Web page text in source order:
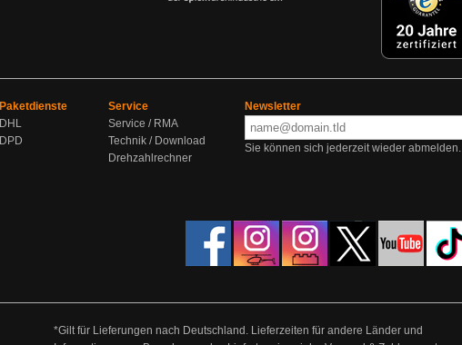
Paketdienste
DHL
DPD
Service
Service / RMA
Technik / Download
Drehzahlrechner
Newsletter
Sie können sich jederzeit wieder abmelden.
*Gilt für Lieferungen nach Deutschland. Lieferzeiten für andere Länder und